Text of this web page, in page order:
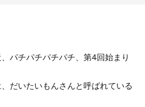
パチパチパチパチ、第4回始まり
だいたいもんさんと呼ばれている